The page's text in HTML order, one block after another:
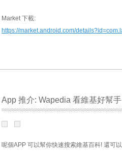
Market 下載:
https://market.android.com/
App 推介: Wapedia 看維基好幫手
呢個APP 可以幫你快速搜索維基百科! 還可